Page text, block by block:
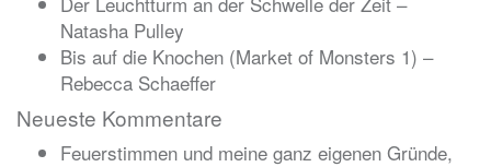
Natasha Pulley
Bis auf die Knochen (Market of Monsters 1) –
Rebecca Schaeffer
Neueste Kommentare
Feuerstimmen und meine ganz eigenen Gründe,